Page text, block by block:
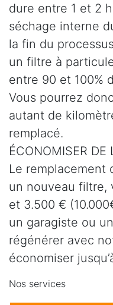
dure entre 1 et 2
séchage interne
la fin du
un filtre à
entre 90 et 100%
Vous pourrez
autant de
remplacé.
ÉCONOMISER DE
Le remplacement
un nouveau filtre,
et 3.500 €
un garagiste ou
régénérer avec
économiser
Nos services